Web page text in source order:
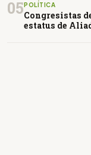
05POLÍTICA
Congresistas
estatus de